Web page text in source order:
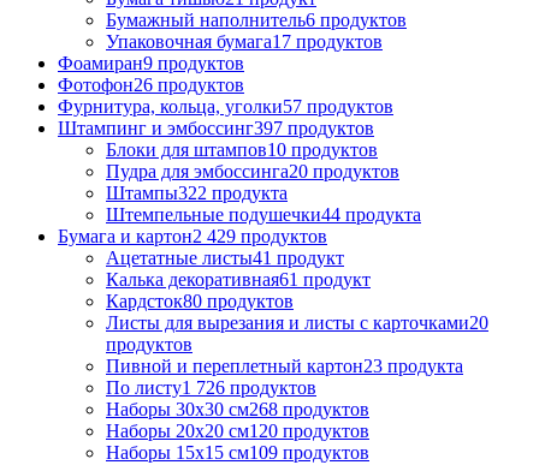
Бумажный наполнитель6 продуктов
Упаковочная бумага17 продуктов
Фоамиран9 продуктов
Фотофон26 продуктов
Фурнитура, кольца, уголки57 продуктов
Штампинг и эмбоссинг397 продуктов
Блоки для штампов10 продуктов
Пудра для эмбоссинга20 продуктов
Штампы322 продукта
Штемпельные подушечки44 продукта
Бумага и картон2 429 продуктов
Ацетатные листы41 продукт
Калька декоративная61 продукт
Кардсток80 продуктов
Листы для вырезания и листы с карточками20
продуктов
Пивной и переплетный картон23 продукта
По листу1 726 продуктов
Наборы 30х30 см268 продуктов
Наборы 20х20 см120 продуктов
Наборы 15х15 см109 продуктов